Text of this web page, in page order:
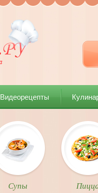
Видеорецепты
Супы